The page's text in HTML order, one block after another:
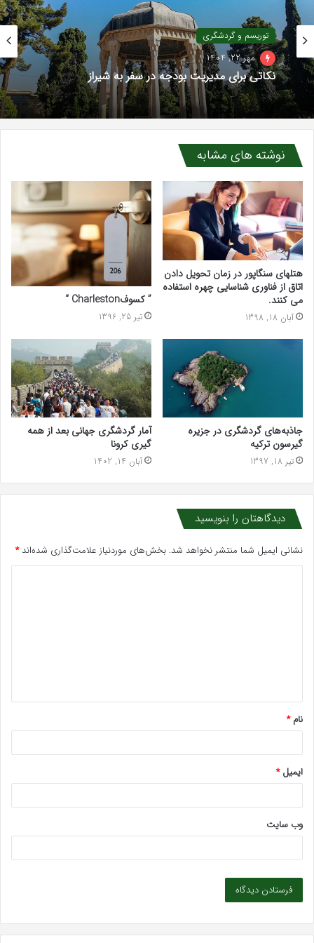
توریسم و گردشگری
مهر 22, 1404
نکاتی برای مدیریت بودجه در سفر به شیراز
نوشته های مشابه
هتلهای سنگاپور در زمان تحویل دادن
اتاق از فناوری شناسایی چهره استفاده
می کنند.
آبان 18, 1398
” کسوفCharleston “
تیر 25, 1396
جاذبه‌های گردشگری در جزیره
گیرسون ترکیه
تیر 18, 1397
آمار گردشگری جهانی بعد از همه
گیری کرونا
آبان 14, 1402
دیدگاهتان را بنویسید
نشانی ایمیل شما منتشر نخواهد شد. بخش‌های موردنیاز علامت‌گذاری شده‌اند*
*
نام*
ایمیل*
وب‌ سایت